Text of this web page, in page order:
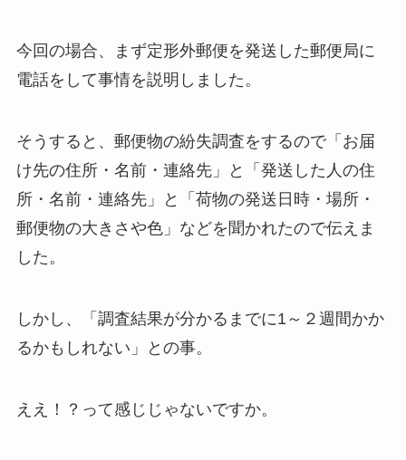
今回の場合、まず定形外郵便を発送した郵便局に
電話をして事情を説明しました。
そうすると、郵便物の紛失調査をするので「お届
け先の住所・名前・連絡先」と「発送した人の住
所・名前・連絡先」と「荷物の発送日時・場所・
郵便物の大きさや色」などを聞かれたので伝えま
した。
しかし、「調査結果が分かるまでに1～２週間かか
るかもしれない」との事。
ええ！？って感じじゃないですか。